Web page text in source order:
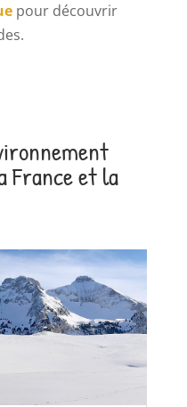
pour découvrir
France et la